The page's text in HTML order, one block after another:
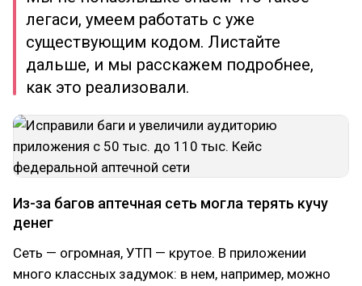
легаси, умеем работать с уже
существующим кодом. Листайте
дальше, и мы расскажем подробнее,
как это реализовали.
Из-за багов аптечная сеть могла терять кучу
денег
Сеть — огромная, УТП — крутое. В приложении
много классных задумок: в нем, например, можно